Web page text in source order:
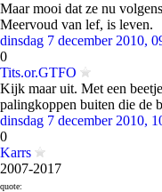
Maar mooi dat ze nu
Meervoud van lef, is leven.
dinsdag 7 december 2010,
0
Tits.or.GTFO
Kijk maar uit. Met een
palingkoppen buiten die de
dinsdag 7 december 2010,
0
Karrs
2007-2017
quote: